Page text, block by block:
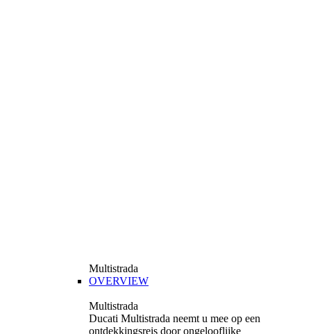
Multistrada
OVERVIEW
Multistrada
Ducati Multistrada neemt u mee op een
ontdekkingsreis door ongelooflijke